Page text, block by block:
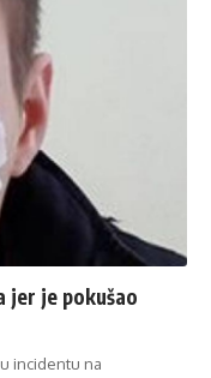
jer je pokušao
incidentu na